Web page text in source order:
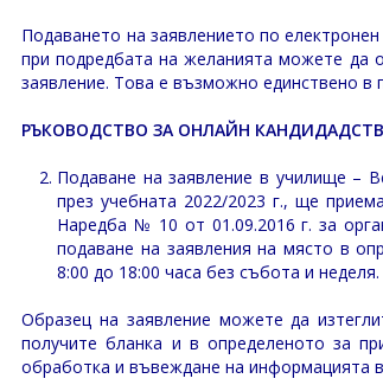
Подаването на заявлението по
при подредбата на желанията можете да
заявление. Това е възможно единствено в
РЪКОВОДСТВО ЗА ОНЛАЙН
Подаване на заявление в училище –
през учебната 2022/2023 г., ще
Наредба № 10 от 01.09.2016 г. за
подаване на заявления на място в
8:00 до 18:00 часа без събота и неделя.
Образец на заявление можете да
получите бланка и в определеното за
обработка и въвеждане на информацията